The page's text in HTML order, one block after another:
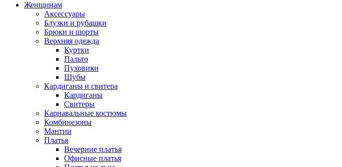
Женщинам
Аксессуары
Блузки и рубашки
Брюки и шорты
Верхняя одежда
Куртки
Пальто
Пуховики
Шубы
Кардиганы и свитера
Кардиганы
Свитеры
Карнавальные костюмы
Комбинезоны
Мантии
Платья
Вечерние платья
Офисные платья